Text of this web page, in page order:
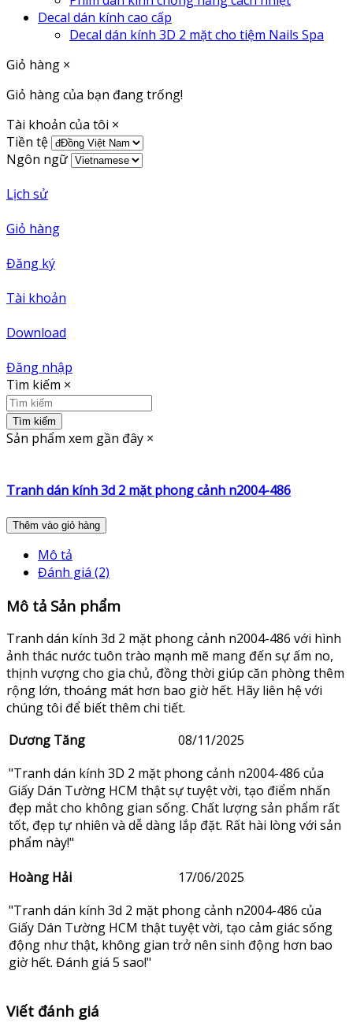
Decal dán kính cao cấp
Decal dán kính 3D 2 mặt cho tiệm Nails Spa
Giỏ hàng ×
Giỏ hàng của bạn đang trống!
Tài khoản của tôi ×
Tiền tệ
Ngôn ngữ
Lịch sử
Giỏ hàng
Đăng ký
Tài khoản
Download
Đăng nhập
Tìm kiếm ×
Tìm kiếm
Sản phẩm xem gần đây ×
Tranh dán kính 3d 2 mặt phong cảnh n2004-486
Thêm vào giỏ hàng
Mô tả
Đánh giá (2)
Mô tả Sản phẩm
Tranh dán kính 3d 2 mặt phong cảnh n2004-486 với hình
ảnh thác nước tuôn trào mạnh mẽ mang đến sự ấm no,
thịnh vượng cho gia chủ, đồng thời giúp căn phòng thêm
rộng lớn, thoáng mát hơn bao giờ hết. Hãy liên hệ với
chúng tôi để biết thêm chi tiết.
Dương Tăng
08/11/2025
"Tranh dán kính 3D 2 mặt phong cảnh n2004-486 của
Giấy Dán Tường HCM thật sự tuyệt vời, tạo điểm nhấn
đẹp mắt cho không gian sống. Chất lượng sản phẩm rất
tốt, đẹp tự nhiên và dễ dàng lắp đặt. Rất hài lòng với sản
phẩm này!"
Hoàng Hải
17/06/2025
"Tranh dán kính 3d 2 mặt phong cảnh n2004-486 của
Giấy Dán Tường HCM thật tuyệt vời, tạo cảm giác sống
động như thật, không gian trở nên sinh động hơn bao
giờ hết. Đánh giá 5 sao!"
Viết đánh giá